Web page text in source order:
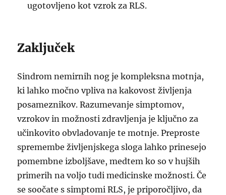
ugotovljeno kot vzrok za RLS.
Zaključek
Sindrom nemirnih nog je kompleksna motnja,
ki lahko močno vpliva na kakovost življenja
posameznikov. Razumevanje simptomov,
vzrokov in možnosti zdravljenja je ključno za
učinkovito obvladovanje te motnje. Preproste
spremembe življenjskega sloga lahko prinesejo
pomembne izboljšave, medtem ko so v hujših
primerih na voljo tudi medicinske možnosti. Če
se soočate s simptomi RLS, je priporočljivo, da